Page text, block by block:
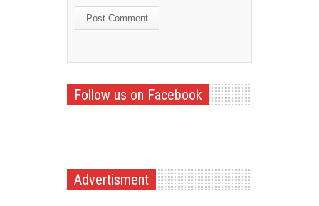
Follow us on Facebook
Advertisment